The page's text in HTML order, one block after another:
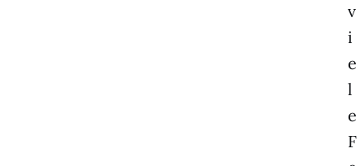
v
i
e
l
e
F